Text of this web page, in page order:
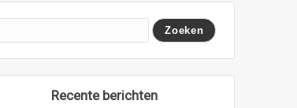
Recente berichten